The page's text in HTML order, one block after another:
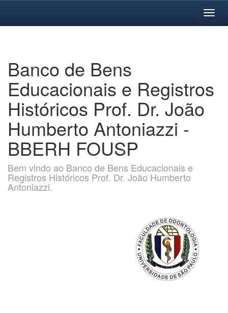
Banco de Bens
Educacionais e Registros
Históricos Prof. Dr. João
Humberto Antoniazzi -
BBERH FOUSP
Bem vindo ao Banco de Bens Educacionais e
Registros Históricos Prof. Dr. João Humberto
Antoniazzi.